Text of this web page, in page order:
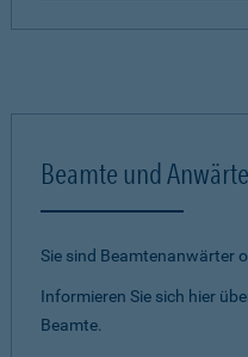
Beamte und
Sie sind Beamtenanwärter
Informieren Sie sich hier
Beamte.